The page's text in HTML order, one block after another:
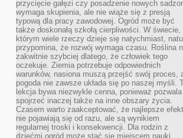
przycięcie gałęzi czy posadzenie nowych
wymaga skupienia, ale nie wiąże się z presją
typową dla pracy zawodowej. Ogród może być
także doskonałą szkołą cierpliwości. W świecie,
którym wiele rzeczy dzieje się natychmiast,
przypomina, że rozwój wymaga czasu. Roślina
zakwitnie szybciej dlatego, że człowiek tego
oczekuje. Ziemia potrzebuje odpowiednich
warunków, nasiona muszą przejść swój proces,
pogoda nie zawsze układa się po naszej myśli.
lekcja bywa niezwykle cenna, ponieważ pozwala
spojrzeć inaczej także na inne obszary życia.
Czasem warto zaakceptować, że najlepsze
nie pojawiają się od razu, ale są wynikiem
regularnej troski i konsekwencji. Dla rodzin z
dziećmi ogród może stać się miejscem nauki